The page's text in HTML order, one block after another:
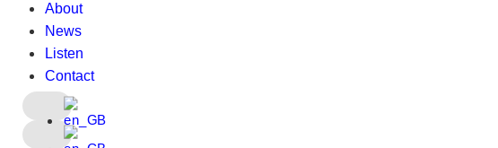
About
News
Listen
Contact